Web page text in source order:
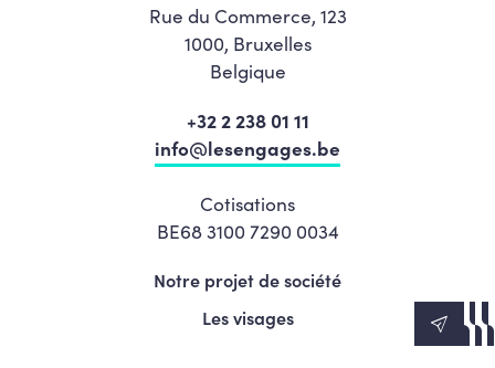
Rue du Commerce, 123
1000, Bruxelles
Belgique
+32 2 238 01 11
info@lesengages.be
Cotisations
BE68 3100 7290 0034
Notre projet de société
Les visages